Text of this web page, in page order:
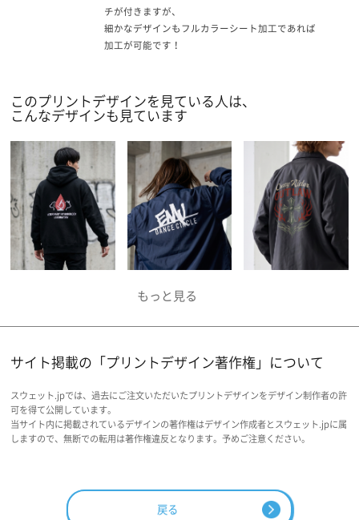
チが付きますが、
細かなデザインもフルカラーシート加工であれば
加工が可能です！
このプリントデザインを見ている人は、
こんなデザインも見ています
サイト掲載の「プリントデザイン著作権」について
スウェット.jpでは、過去にご注文いただいたプリントデザインをデザイン制作者の許
可を得て公開しています。
当サイト内に掲載されているデザインの著作権はデザイン作成者とスウェット.jpに属
しますので、無断での転用は著作権違反となります。予めご注意ください。
戻る